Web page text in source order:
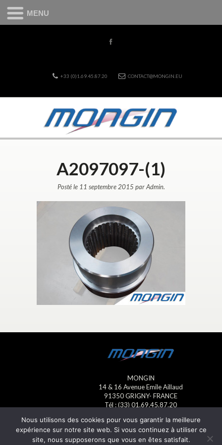
+33 (0)1.69.45.87.20 CONTACT@MONGIN.EU
A2097097-(1)
Posté le 11 septembre 2015 par Admin.
MONGIN
14 & 16 Avenue Emile Aillaud
91350 GRIGNY- FRANCE
Tél : (33) 01.69.45.87.20
E-mail : mongin@mongin.eu
Mentions légales - © Mongin
MENU
Nous utilisons des cookies pour vous garantir la meilleure
expérience sur notre site web. Si vous continuez à utiliser ce
site, nous supposerons que vous en êtes satisfait.